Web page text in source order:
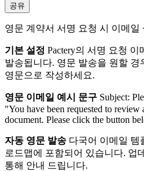
공유
영문 계약서 서명 요청 시 이메일
기본 설정 Pactery의 서명 요청
발송됩니다. 영문 발송을 원할 경
영문으로 작성하세요.
영문 이메일 예시 문구 Subject:
"You have been requested to review
document. Please click the button
자동 영문 발송 다국어 이메일 템
로드맵에 포함되어 있습니다. 업
통해 안내 드립니다.